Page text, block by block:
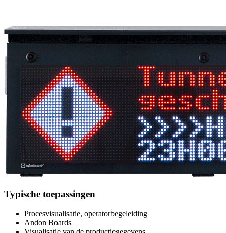
Typische toepassingen
Procesvisualisatie, operatorbegeleiding
Andon Boards